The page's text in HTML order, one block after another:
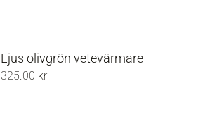
Ljus olivgrön vetevärmare
325.00 kr